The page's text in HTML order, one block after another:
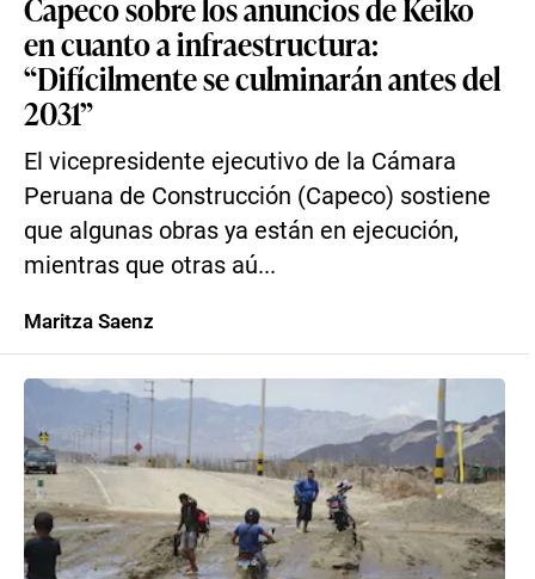
en cuanto a infraestructura:
“Difícilmente se culminarán antes del
2031”
El vicepresidente ejecutivo de la Cámara
Peruana de Construcción (Capeco) sostiene
que algunas obras ya están en ejecución,
mientras que otras aú...
Maritza Saenz